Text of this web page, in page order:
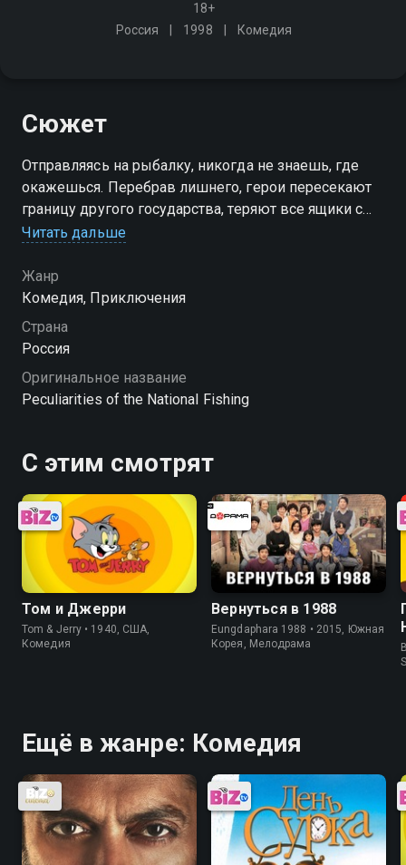
18+
Россия
1998 Комедия
Сюжет
Отправляясь на рыбалку, никогда не знаешь, где
окажешься. Перебрав лишнего, герои пересекают
границу другого государства, теряют все ящики с
водкой, умудряются потопить катер и совершить
Читать дальше
Жанр
Комедия, Приключения
Страна
Россия
Оригинальное название
Peculiarities of the National Fishing
С этим смотрят
Том и Джерри
Tom & Jerry • 1940, США,
Комедия
Вернуться в 1988
Eungdaphara 1988 • 2015, Южная
Корея, Мелодрама
Ещё в жанре: Комедия